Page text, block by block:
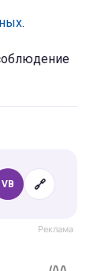
.
VB 🔗